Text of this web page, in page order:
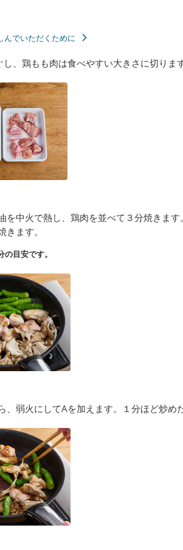
んでいただくために
、鶏もも肉は食べやすい大きさに切ります
を中火で熱し、鶏肉を並べて３分焼きま
ます。
目安です。
、弱火にしてAを加えます。１分ほど炒め